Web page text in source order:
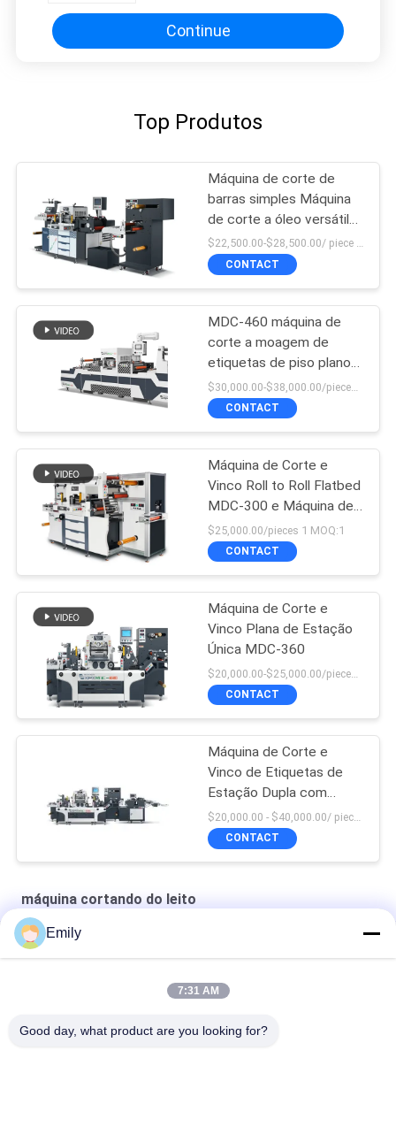
Continue
Top Produtos
Máquina de corte de
barras simples Máquina
de corte a óleo versátil
Controle PLC Alta força $22,500.00-$28,500.00/ piece MOQ:1
CONTACT
MDC-460 máquina de
corte a moagem de
etiquetas de piso plano
de uma estação, com
revólver
CONTACT
Máquina de Corte e
Vinco Roll to Roll Flatbed
MDC-300 e Máquina de
Corte e Rebobinamento
$25,000.00/pieces 1 MOQ:1
CONTACT
Máquina de Corte e
Vinco Plana de Estação
Única MDC-360
CONTACT
Máquina de Corte e
Vinco de Etiquetas de
Estação Dupla com
Velocidade Dupla
Trifásica
CONTACT
máquina cortando do leito
Máquina de corte a moagem em matriz comercial em branco
Máquina de corte a óleo de etiquetas de tela plana
estação
Emily
7:31 AM
Good day, what product are you looking for?